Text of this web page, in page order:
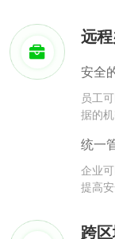
远
安全
员工
据的
统一
企业
提高
跨